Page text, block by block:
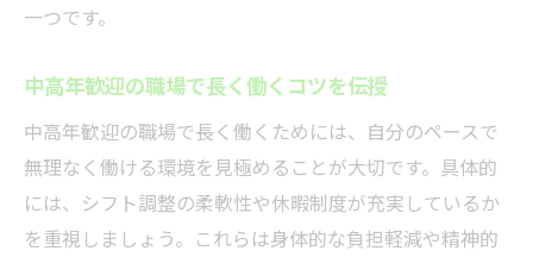
一つです。
中高年歓迎の職場で長く働くコツを伝授
中高年歓迎の職場で長く働くためには、自分のペースで
無理なく働ける環境を見極めることが大切です。具体的
には、シフト調整の柔軟性や休暇制度が充実しているか
を重視しましょう。これらは身体的な負担軽減や精神的